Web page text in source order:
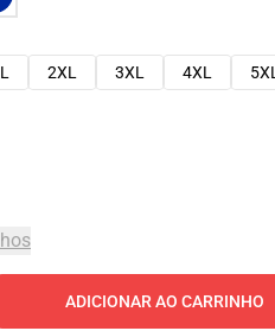
2XL 3XL 4XL
5XL
ADICIONAR AO CARRINHO